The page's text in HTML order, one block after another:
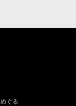
ぐる